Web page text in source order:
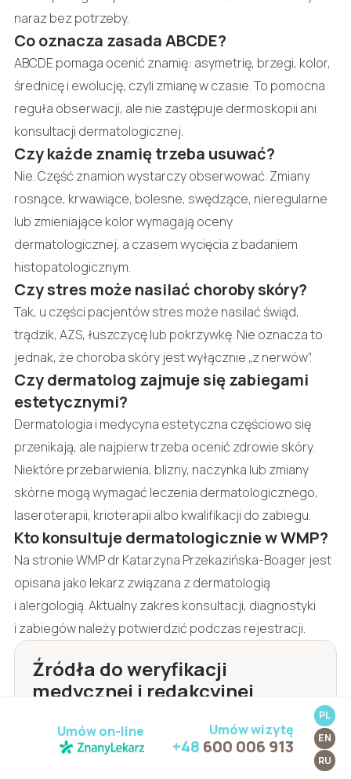
Umów on-line Umów wizytę
+48 600 006 913
PL
EN
RU
naraz bez potrzeby.
Co oznacza zasada ABCDE?
ABCDE pomaga ocenić znamię: asymetrię, brzegi, kolor,
średnicę i ewolucję, czyli zmianę w czasie. To pomocna
reguła obserwacji, ale nie zastępuje dermoskopii ani
konsultacji dermatologicznej.
Czy każde znamię trzeba usuwać?
Nie. Część znamion wystarczy obserwować. Zmiany
rosnące, krwawiące, bolesne, swędzące, nieregularne
lub zmieniające kolor wymagają oceny
dermatologicznej, a czasem wycięcia z badaniem
histopatologicznym.
Czy stres może nasilać choroby skóry?
Tak, u części pacjentów stres może nasilać świąd,
trądzik, AZS, łuszczycę lub pokrzywkę. Nie oznacza to
jednak, że choroba skóry jest wyłącznie „z nerwów”.
Czy dermatolog zajmuje się zabiegami
estetycznymi?
Dermatologia i medycyna estetyczna częściowo się
przenikają, ale najpierw trzeba ocenić zdrowie skóry.
Niektóre przebarwienia, blizny, naczynka lub zmiany
skórne mogą wymagać leczenia dermatologicznego,
laseroterapii, krioterapii albo kwalifikacji do zabiegu.
Kto konsultuje dermatologicznie w WMP?
Na stronie WMP dr Katarzyna Przekazińska-Boager jest
opisana jako lekarz związana z dermatologią
i alergologią. Aktualny zakres konsultacji, diagnostyki
i zabiegów należy potwierdzić podczas rejestracji.
Źródła do weryfikacji
medycznej i redakcyjnej
Przekazińska-Boager:
https://www.wyspamedycynyprzyjaznej.pl/pl/